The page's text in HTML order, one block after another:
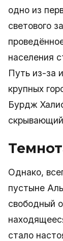
одно из
светового
населения
Путь из-за
крупных
Бурдж
Однако,
пустыне
свободный
стало